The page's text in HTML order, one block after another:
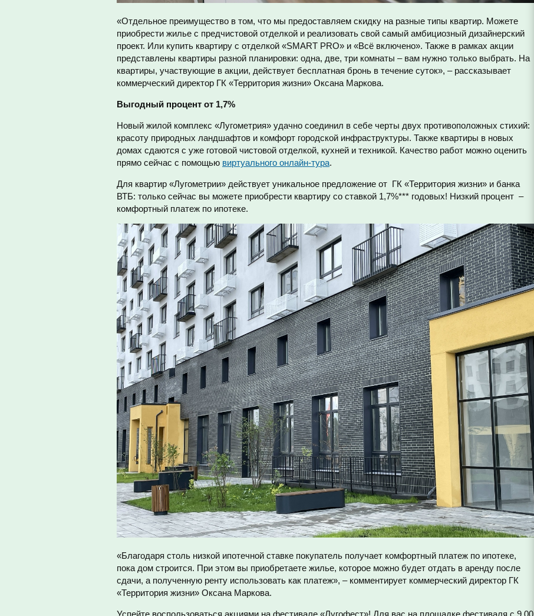
«Отдельное преимущество в том, что мы предоставляем скидку на разные типы квартир. Можете
приобрести жилье с предчистовой отделкой и реализовать свой самый амбициозный дизайнерский
проект. Или купить квартиру с отделкой «SMART PRO» и «Всё включено». Также в рамках акции
представлены квартиры разной планировки: одна, две, три комнаты – вам нужно только выбрать. На
квартиры, участвующие в акции, действует бесплатная бронь в течение суток», – рассказывает
коммерческий директор ГК «Территория жизни» Оксана Маркова.
Выгодный процент от 1,7%
Новый жилой комплекс «Лугометрия» удачно соединил в себе черты двух противоположных стихий:
красоту природных ландшафтов и комфорт городской инфраструктуры. Также квартиры в новых
домах сдаются с уже готовой чистовой отделкой, кухней и техникой. Качество работ можно оценить
прямо сейчас с помощью виртуального онлайн-тура.
Для квартир «Лугометрии» действует уникальное предложение от ГК «Территория жизни» и банка
ВТБ: только сейчас вы можете приобрести квартиру со ставкой 1,7%*** годовых! Низкий процент –
комфортный платеж по ипотеке.
«Благодаря столь низкой ипотечной ставке покупатель получает комфортный платеж по ипотеке,
пока дом строится. При этом вы приобретаете жилье, которое можно будет отдать в аренду после
сдачи, а полученную ренту использовать как платеж», – комментирует коммерческий директор ГК
«Территория жизни» Оксана Маркова.